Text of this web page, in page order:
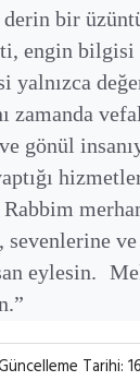
derin bir
engin bilgisi
yalnızca
zamanda
gönül
ve
eylesin.
Tarihi: